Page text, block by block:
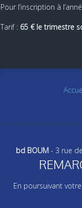
Pour l’inscription à
Tarif : 65 € le trimestre
bd BOUM- 3 rue
En poursuivant